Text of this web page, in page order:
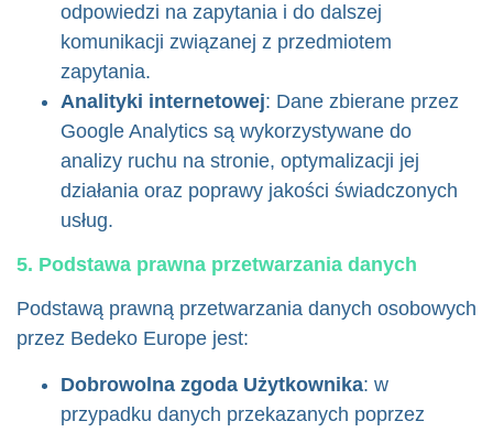
odpowiedzi na zapytania i do dalszej
komunikacji związanej z przedmiotem
zapytania.
Analityki internetowej: Dane zbierane przez
Google Analytics są wykorzystywane do
analizy ruchu na stronie, optymalizacji jej
działania oraz poprawy jakości świadczonych
usług.
5. Podstawa prawna przetwarzania danych
Podstawą prawną przetwarzania danych osobowych
przez Bedeko Europe jest:
Dobrowolna zgoda Użytkownika: w
przypadku danych przekazanych poprzez